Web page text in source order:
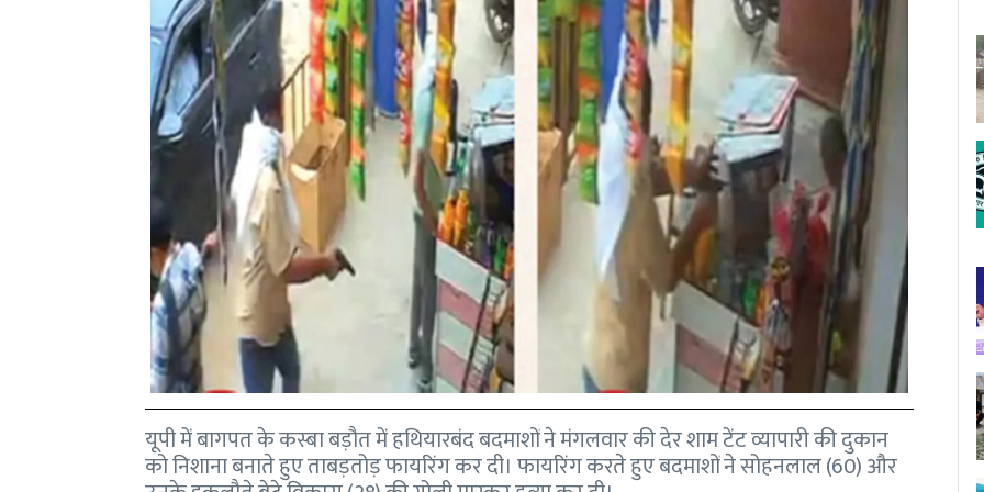
यूपी में बागपत के कस्बा बड़ौत में हथियारबंद बदमाशों ने मंगलवार की देर शाम टेंट व्यापारी की दुकान
को निशाना बनाते हुए ताबड़तोड़ फायरिंग कर दी। फायरिंग करते हुए बदमाशों ने सोहनलाल (60) और